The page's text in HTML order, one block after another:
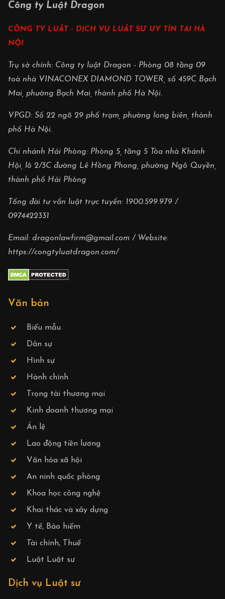
Công ty Luật Dragon
CÔNG TY LUẬT - DỊCH VỤ LUẬT SƯ UY TÍN TẠI HÀ
NỘI
Trụ sở chính: Công ty luật Dragon - Phòng 08 tầng 09
toà nhà VINACONEX DIAMOND TOWER, số 459C Bạch
Mai, phường Bạch Mai, thành phố Hà Nội.
VPGD: Số 22 ngõ 29 phố trạm, phường long biên, thành
phố Hà Nội.
Chi nhánh Hải Phòng: Phòng 5, tầng 5 Tòa nhà Khánh
Hội, lô 2/3C đường Lê Hồng Phong, phường Ngô Quyền,
thành phố Hải Phòng
Tổng đài tư vấn luật trực tuyến: 1900.599.979 /
0974422331
Email: dragonlawfirm@gmail.com / Website:
https://congtyluatdragon.com/
Văn bản
Biểu mẫu
Dân sự
Hình sự
Hành chính
Trọng tài thương mại
Kinh doanh thương mại
Án lệ
Lao động tiền lương
Văn hóa xã hội
An ninh quốc phòng
Khoa học công nghệ
Khai thác và xây dựng
Y tế, Bảo hiểm
Tài chính, Thuế
Luật Luật sư
Dịch vụ Luật sư